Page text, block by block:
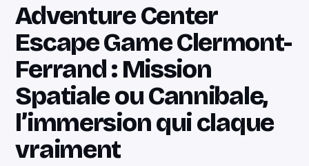
Adventure Center
Escape Game Clermont-
Ferrand : Mission
Spatiale ou Cannibale,
l’immersion qui claque
vraiment